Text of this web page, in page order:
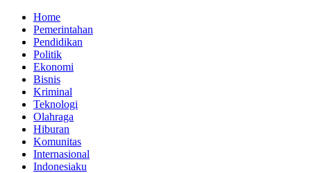
Home
Pemerintahan
Pendidikan
Politik
Ekonomi
Bisnis
Kriminal
Teknologi
Olahraga
Hiburan
Komunitas
Internasional
Indonesiaku